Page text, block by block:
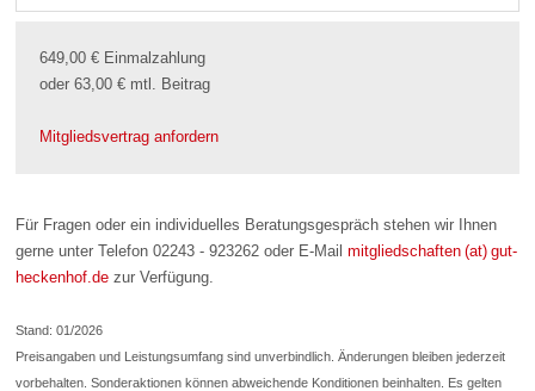
649,00 € Einmalzahlung
oder 63,00 € mtl. Beitrag
Mitgliedsvertrag anfordern
Für Fragen oder ein individuelles Beratungsgespräch stehen wir Ihnen
gerne unter Telefon 02243 - 923262 oder E-Mailmitgliedschaften (at) gut-
heckenhof.de zur Verfügung.
Stand: 01/2026
Preisangaben und Leistungsumfang sind unverbindlich. Änderungen bleiben jederzeit
vorbehalten. Sonderaktionen können abweichende Konditionen beinhalten. Es gelten